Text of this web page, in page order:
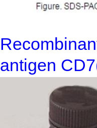
antigen